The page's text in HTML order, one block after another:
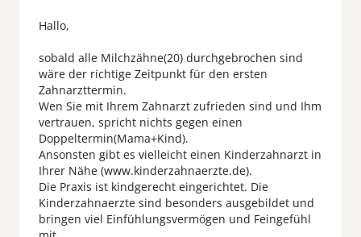
Hallo,
sobald alle Milchzähne(20) durchgebrochen sind
wäre der richtige Zeitpunkt für den ersten
Zahnarzttermin.
Wen Sie mit Ihrem Zahnarzt zufrieden sind und Ihm
vertrauen, spricht nichts gegen einen
Doppeltermin(Mama+Kind).
Ansonsten gibt es vielleicht einen Kinderzahnarzt in
Ihrer Nähe (www.kinderzahnaerzte.de).
Die Praxis ist kindgerecht eingerichtet. Die
Kinderzahnaerzte sind besonders ausgebildet und
bringen viel Einfühlungsvermögen und Feingefühl